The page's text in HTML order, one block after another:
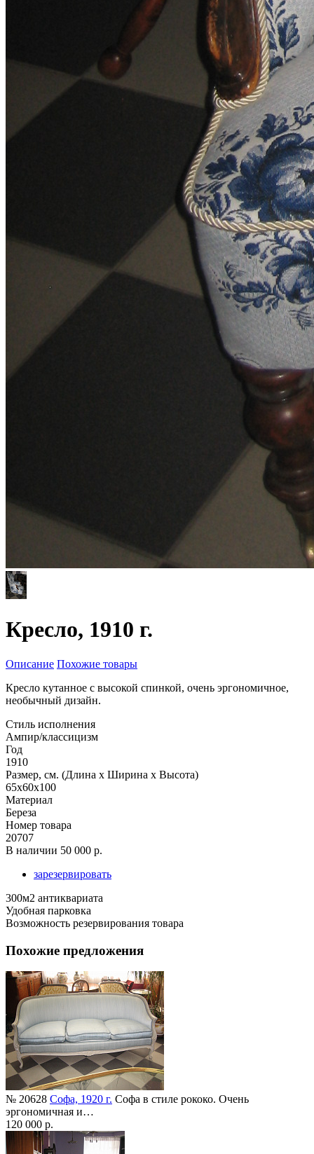
Кресло, 1910 г.
Описание Похожие товары
Кресло кутанное с высокой спинкой, очень эргономичное,
необычный дизайн.
Стиль исполнения
Ампир/классицизм
Год
1910
Размер, см. (Длина х Ширина х Высота)
65x60x100
Материал
Береза
Номер товара
20707
В наличии 50 000 р.
зарезервировать
300м2 антиквариата
Удобная парковка
Возможность резервирования товара
Похожие предложения
№ 20628 Софа, 1920 г. Софа в стиле рококо. Очень
эргономичная и…
120 000 р.